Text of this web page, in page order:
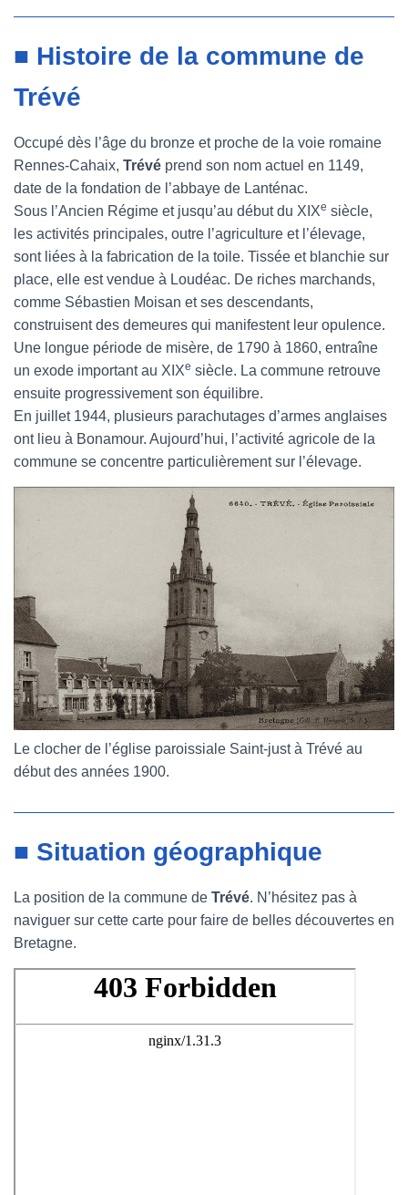
■ Histoire de la commune de
Trévé
Occupé dès l’âge du bronze et proche de la voie romaine
Rennes-Cahaix, Trévé prend son nom actuel en 1149,
date de la fondation de l’abbaye de Lanténac.
Sous l’Ancien Régime et jusqu’au début du XIXe siècle,
les activités principales, outre l’agriculture et l’élevage,
sont liées à la fabrication de la toile. Tissée et blanchie sur
place, elle est vendue à Loudéac. De riches marchands,
comme Sébastien Moisan et ses descendants,
construisent des demeures qui manifestent leur opulence.
Une longue période de misère, de 1790 à 1860, entraîne
un exode important au XIXe siècle. La commune retrouve
ensuite progressivement son équilibre.
En juillet 1944, plusieurs parachutages d’armes anglaises
ont lieu à Bonamour. Aujourd’hui, l’activité agricole de la
commune se concentre particulièrement sur l’élevage.
Le clocher de l’église paroissiale Saint-just à Trévé au
début des années 1900.
■ Situation géographique
La position de la commune de Trévé. N’hésitez pas à
naviguer sur cette carte pour faire de belles découvertes en
Bretagne.